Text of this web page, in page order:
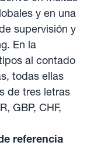
y en una
supervisión y
En la
al contado
todas ellas
de tres letras
GBP, CHF,
referencia